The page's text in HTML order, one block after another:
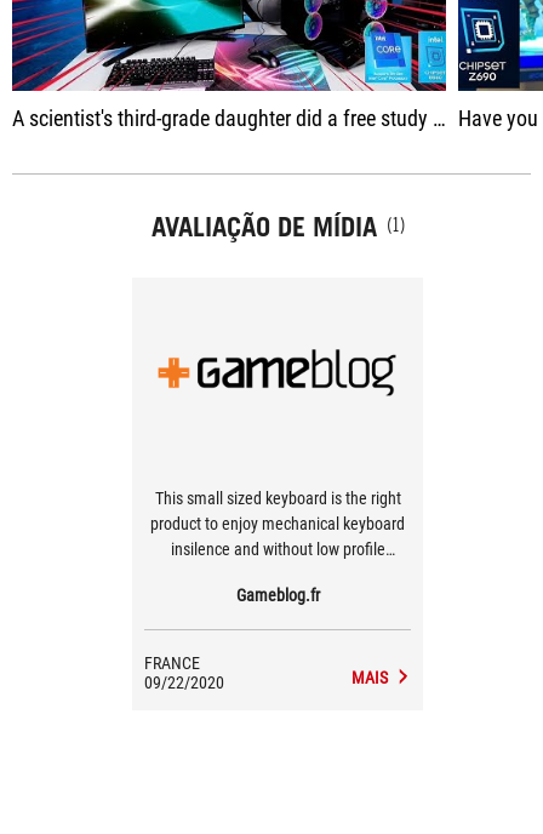
A scientist's third-grade daughter did a free study on the World Wide Web. Have you
AVALIAÇÃO DE MÍDIA (1)
This small sized keyboard is the right
product to enjoy mechanical keyboard
insilence and without low profile
and looks great with close to no
drawback.
Gameblog.fr
FRANCE
09/22/2020
MAIS